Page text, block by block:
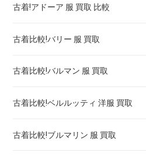
カルティエ 時計 パンテール 買取 !
カルティエ 時計 パシャ 買取 価格 !
ベニュワール カルティエ 買取価
カリブル ドゥ カルティエ 買取価
古着!アドーア 服 買取 比較
古着比較!バリー 服 買取
古着比較!バルマン 服 買取
古着比較!ベルルッティ 洋服 買取
古着比較!ブルマリン 服 買取